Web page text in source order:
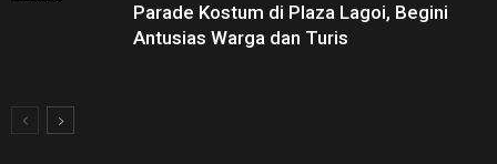
Parade Kostum di Plaza Lagoi, Begini
Antusias Warga dan Turis